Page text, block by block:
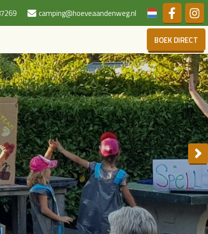
camping@hoeveaandenweg.nl Duits
BOEK DIRECT